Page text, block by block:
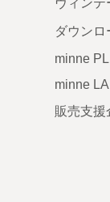
ヴィンテ
ダウンロ
minne
minne
販売支援